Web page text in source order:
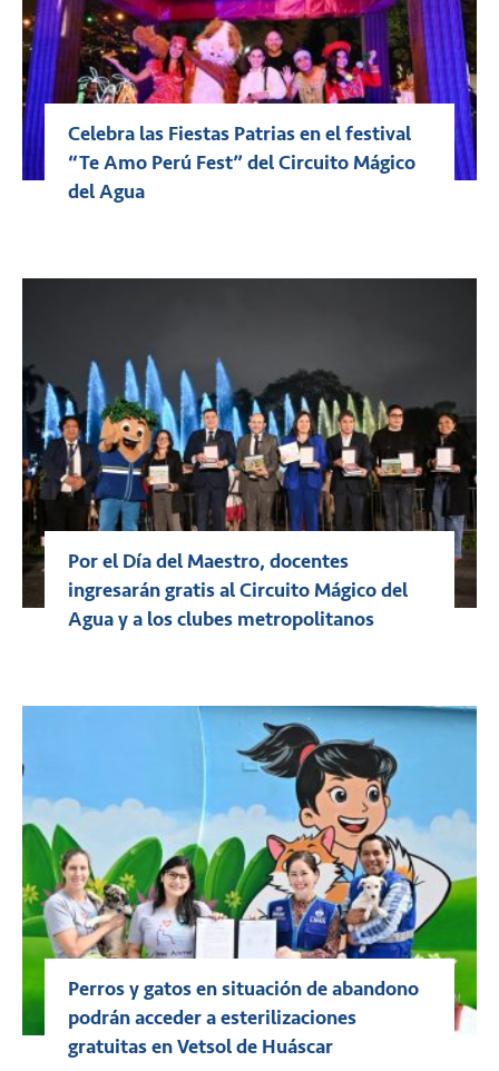
Celebra las Fiestas Patrias en el festival
“Te Amo Perú Fest” del Circuito Mágico
del Agua
Por el Día del Maestro, docentes
ingresarán gratis al Circuito Mágico del
Agua y a los clubes metropolitanos
Perros y gatos en situación de abandono
podrán acceder a esterilizaciones
gratuitas en Vetsol de Huáscar